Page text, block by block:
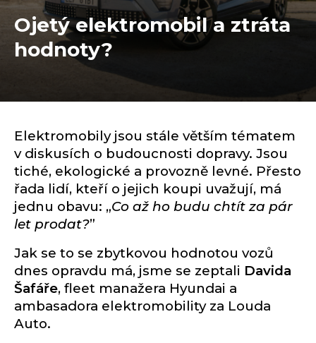
Ojetý elektromobil a ztráta
hodnoty?
Elektromobily jsou stále větším tématem
v diskusích o budoucnosti dopravy. Jsou
tiché, ekologické a provozně levné. Přesto
řada lidí, kteří o jejich koupi uvažují, má
jednu obavu: „Co až ho budu chtít za pár
let prodat?”
Jak se to se zbytkovou hodnotou vozů
dnes opravdu má, jsme se zeptali Davida
Šafáře, fleet manažera Hyundai a
ambasadora elektromobility za Louda
Auto.